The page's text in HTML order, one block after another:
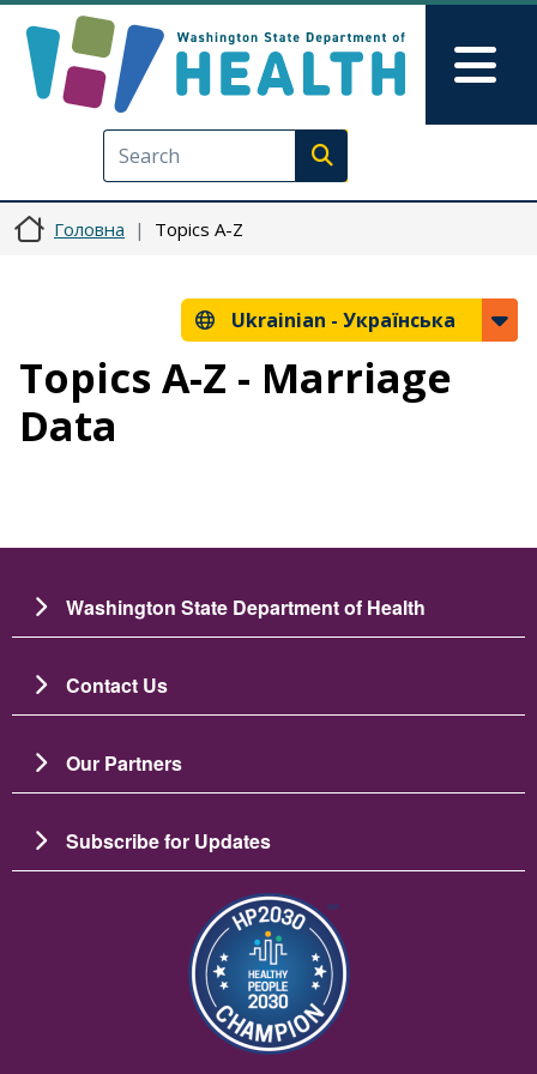
Execute search
Головна Topics A-Z
Ukrainian - Українська
Topics A-Z - Marriage
Data
Washington State Department of Health
Contact Us
Our Partners
Subscribe for Updates
Зображення